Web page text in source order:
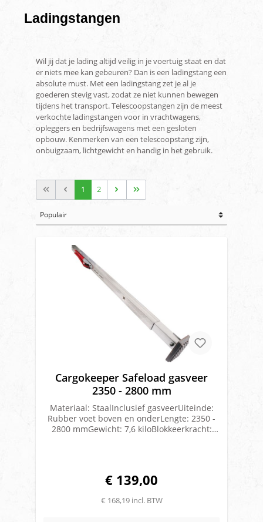
Ladingstangen
Wil jij dat je lading altijd veilig in je voertuig staat en dat
er niets mee kan gebeuren? Dan is een ladingstang een
absolute must. Met een ladingstang zet je al je
goederen stevig vast, zodat ze niet kunnen bewegen
tijdens het transport. Telescoopstangen zijn de meest
verkochte ladingstangen voor in vrachtwagens,
opleggers en bedrijfswagens met een gesloten
opbouw. Kenmerken van een telescoopstang zijn,
onbuigzaam, lichtgewicht en handig in het gebruik.
1 2
Cargokeeper Safeload gasveer
2350 - 2800 mm
Materiaal: StaalInclusief gasveerUiteinde:
Rubber voet boven en onderLengte: 2350 -
2800 mmGewicht: 7,6 kiloBlokkeerkracht:
€ 139,00
€ 168,19 incl. BTW